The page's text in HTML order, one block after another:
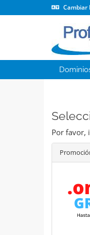
Cambiar
Por favor,